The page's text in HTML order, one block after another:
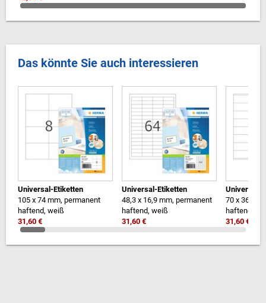
Das könnte Sie auch interessieren
Universal-Etiketten
105 x 74 mm, permanent
haftend, weiß
31,60 €
Universal-Etiketten
48,3 x 16,9 mm, permanent
haftend, weiß
31,60 €
Universal-
70 x 36
haftend,
31,60 €